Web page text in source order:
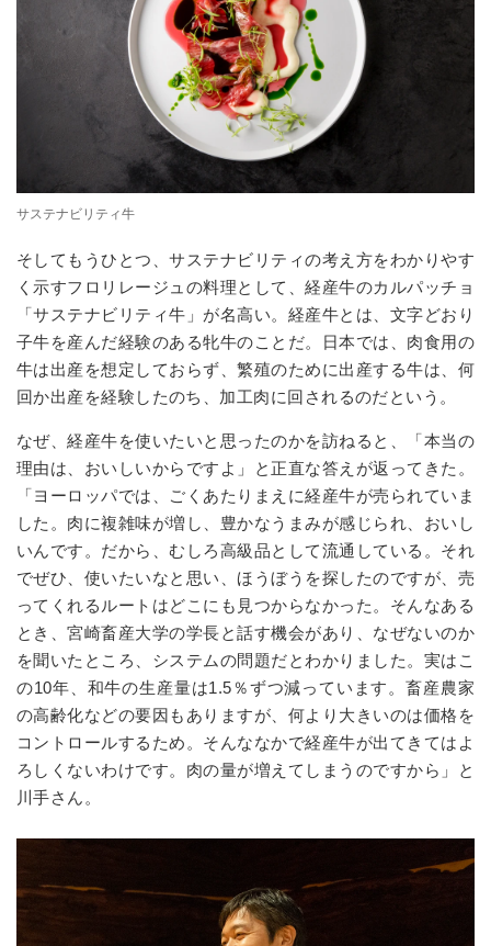
サステナビリティ牛
そしてもうひとつ、サステナビリティの考え方をわかりやす
く示すフロリレージュの料理として、経産牛のカルパッチョ
「サステナビリティ牛」が名高い。経産牛とは、文字どおり
子牛を産んだ経験のある牝牛のことだ。日本では、肉食用の
牛は出産を想定しておらず、繁殖のために出産する牛は、何
回か出産を経験したのち、加工肉に回されるのだという。
なぜ、経産牛を使いたいと思ったのかを訪ねると、「本当の
理由は、おいしいからですよ」と正直な答えが返ってきた。
「ヨーロッパでは、ごくあたりまえに経産牛が売られていま
した。肉に複雑味が増し、豊かなうまみが感じられ、おいし
いんです。だから、むしろ高級品として流通している。それ
でぜひ、使いたいなと思い、ほうぼうを探したのですが、売
ってくれるルートはどこにも見つからなかった。そんなある
とき、宮崎畜産大学の学長と話す機会があり、なぜないのか
を聞いたところ、システムの問題だとわかりました。実はこ
の10年、和牛の生産量は1.5％ずつ減っています。畜産農家
の高齢化などの要因もありますが、何より大きいのは価格を
コントロールするため。そんななかで経産牛が出てきてはよ
ろしくないわけです。肉の量が増えてしまうのですから」と
川手さん。